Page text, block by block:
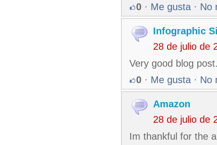
0 · Me gusta · No
Infographic
28 de julio de
Very good blog
0 · Me gusta · No
Amazon
28 de julio de
Im thankful for the